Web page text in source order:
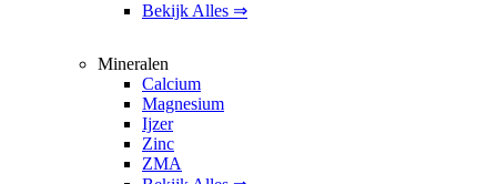
Bekijk Alles ⇒
Mineralen
Calcium
Magnesium
Ijzer
Zinc
ZMA